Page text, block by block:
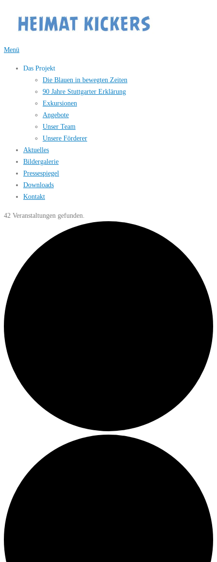
Inhalt
springen
Menü
Das Projekt
Die Blauen in bewegten Zeiten
90 Jahre Stuttgarter Erklärung
Exkursionen
Angebote
Unser Team
Unsere Förderer
Aktuelles
Bildergalerie
Pressespiegel
Downloads
Kontakt
42 Veranstaltungen gefunden.